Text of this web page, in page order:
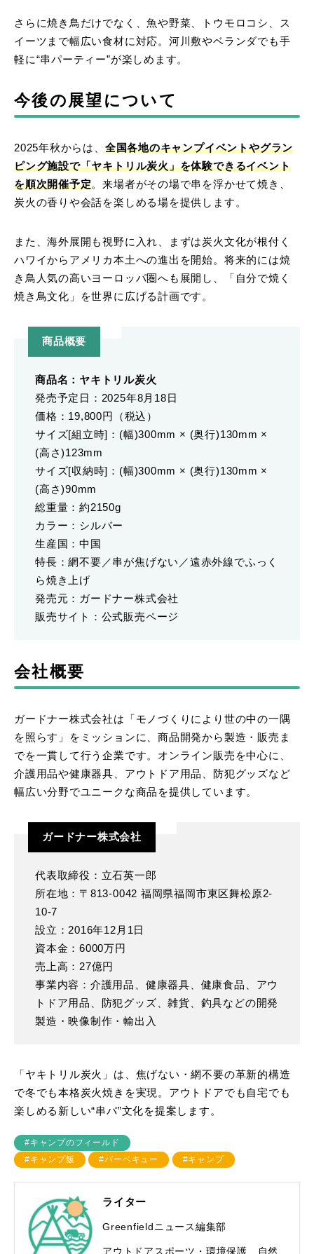
さらに焼き鳥だけでなく、魚や野菜、トウモロコシ、ス
イーツまで幅広い食材に対応。河川敷やベランダでも手
軽に“串パーティー”が楽しめます。
今後の展望について
2025年秋からは、 全国各地のキャンプイベントやグラン
ピング施設で「ヤキトリル炭火」を体験できるイベント
を順次開催予定。来場者がその場で串を浮かせて焼き、
炭火の香りや会話を楽しめる場を提供します。
また、海外展開も視野に入れ、まずは炭火文化が根付く
ハワイからアメリカ本土への進出を開始。将来的には焼
き鳥人気の高いヨーロッパ圏へも展開し、「自分で焼く
焼き鳥文化」を世界に広げる計画です。
商品概要
商品名：ヤキトリル炭火
発売予定日：2025年8月18日
価格：19,800円（税込）
サイズ[組立時]：(幅)300mm × (奥行)130mm ×
(高さ)123mm
サイズ[収納時]：(幅)300mm × (奥行)130mm ×
(高さ)90mm
総重量：約2150g
カラー：シルバー
生産国：中国
特長：網不要／串が焦げない／遠赤外線でふっく
ら焼き上げ
発売元：ガードナー株式会社
販売サイト：公式販売ページ
会社概要
ガードナー株式会社は「モノづくりにより世の中の一隅
を照らす」をミッションに、商品開発から製造・販売ま
でを一貫して行う企業です。オンライン販売を中心に、
介護用品や健康器具、アウトドア用品、防犯グッズなど
幅広い分野でユニークな商品を提供しています。
ガードナー株式会社
代表取締役：立石英一郎
所在地：〒813-0042 福岡県福岡市東区舞松原2-
10-7
設立：2016年12月1日
資本金：6000万円
売上高：27億円
事業内容：介護用品、健康器具、健康食品、アウ
トドア用品、防犯グッズ、雑貨、釣具などの開発
製造・映像制作・輸出入
「ヤキトリル炭火」は、焦げない・網不要の革新的構造
で冬でも本格炭火焼きを実現。アウトドアでも自宅でも
楽しめる新しい“串パ”文化を提案します。
#キャンプのフィールド
#キャンプ飯
#バーベキュー #キャンプ
ライター
Greenfieldニュース編集部
アウトドアスポーツ・環境保護、自然